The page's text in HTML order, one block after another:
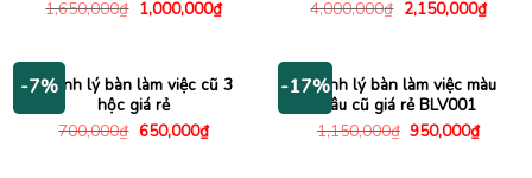
1,650,000₫ Giá
gốc
1,000,000₫Giá
hiện
1,000,000₫.
4,000,000₫ Giá
gốc
2,150,000₫Giá
hiện
-7%
Thanh lý bàn làm việc cũ 3
hộc giá rẻ
700,000₫ Giá
650,000₫Giá
hiện
-17%
Thanh lý bàn làm việc màu
nâu cũ giá rẻ BLV001
1,150,000₫ Giá
950,000₫Giá
hiện